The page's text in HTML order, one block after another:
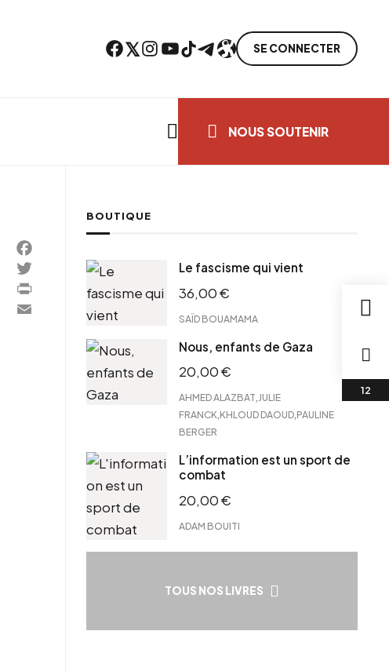
Facebook Twitter Instagram YouTube TikTok TelegramLien SE CONNECTER
NOUS SOUTENIR
Facebook
Twitter
PrintFriendly
Email
BOUTIQUE
Le fascisme qui vient
36,00€
SAÏD BOUAMAMA
Nous, enfants de Gaza
20,00€
AHMED ALAZBAT JULIE
FRANCK KHLOUD DAOUD PAULINE
BERGER
L’information est un sport de
combat
20,00€
ADAM BOUITI
TOUS NOS LIVRES